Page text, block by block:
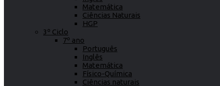
Matemática
Ciências Naturais
HGP
3º Ciclo
7º ano
Português
Inglês
Matemática
Físico-Química
Ciências naturais